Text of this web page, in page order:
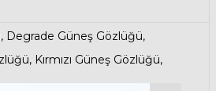
, Degrade Güneş Gözlüğü,
, Kırmızı Güneş Gözlüğü,